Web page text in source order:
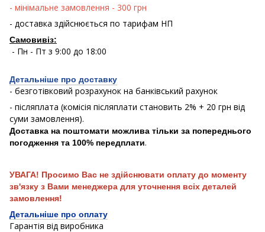
- мінімальне замовлення - 300 грн
- доставка здійснюється по тарифам НП
Самовивіз:
- Пн - Пт з 9:00 до 18:00
Детальніше про доставку
- безготівковий розрахунок на банківський рахунок
- післяплата (комісія післяплати становить 2% + 20 грн від
суми замовлення).
Доставка на поштомати можлива тільки за попереднього
погодження та 100% передплати.
УВАГА! Просимо Вас не здійснювати оплату до моменту
зв'язку з Вами менеджера для уточнення всіх деталей
замовлення!
Детальніше про оплату
Гарантія від виробника